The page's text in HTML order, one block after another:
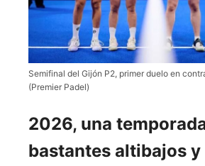
Semifinal del Gijón P2, primer duelo en
(Premier Padel)
2026, una
bastantes altibajos